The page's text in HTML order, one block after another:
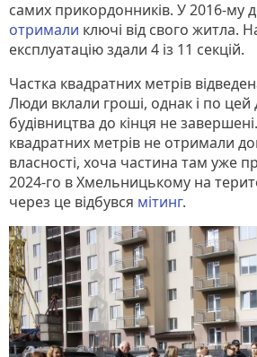
самих прикордонників. У 2016-му
отримали ключі від свого житла.
експлуатацію здали 4 із 11 секцій.
Частка квадратних метрів
Люди вклали гроші, однак і по цей
будівництва до кінця не
квадратних метрів не отримали
власності, хоча частина там уже
2024-го в Хмельницькому на
через це відбувся мітинг.